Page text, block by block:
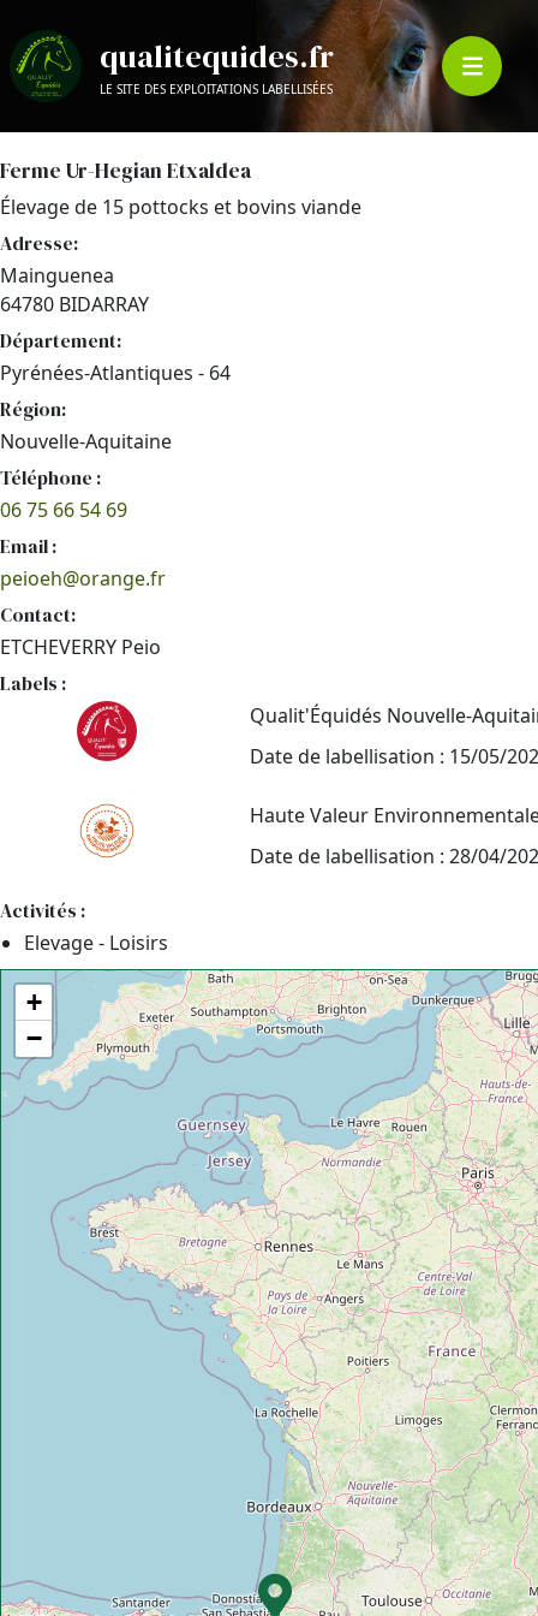
qualitequides.fr
LE SITE DES EXPLOITATIONS LABELLISÉES
Ferme Ur-Hegian Etxaldea
Élevage de 15 pottocks et bovins viande
Adresse:
Mainguenea
64780 BIDARRAY
Département:
Pyrénées-Atlantiques - 64
Région:
Nouvelle-Aquitaine
Téléphone :
06 75 66 54 69
Email :
peioeh@orange.fr
Contact:
ETCHEVERRY Peio
Labels :
Qualit'Équidés Nouvelle-
Date de labellisation : 15/05/
Haute Valeur
Date de labellisation : 28/04/
Activités :
Elevage - Loisirs
+
−